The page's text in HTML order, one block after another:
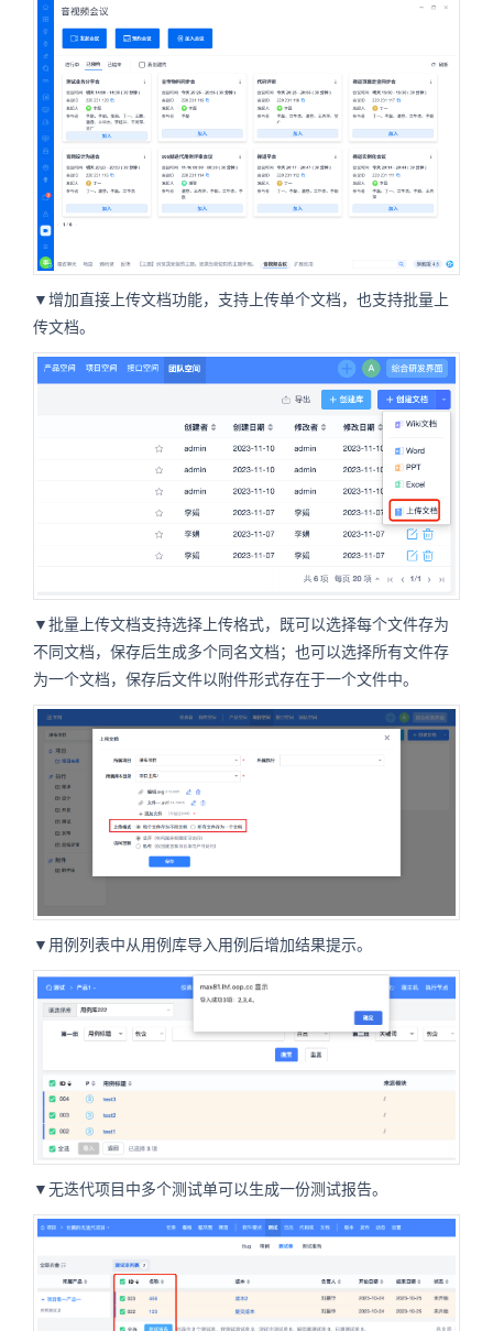
▼增加直接上传文档功能，支持上传单个文档，也支持批量上
传文档。
▼批量上传文档支持选择上传格式，既可以选择每个文件存为
不同文档，保存后生成多个同名文档；也可以选择所有文件存
为一个文档，保存后文件以附件形式存在于一个文件中。
▼用例列表中从用例库导入用例后增加结果提示。
▼无迭代项目中多个测试单可以生成一份测试报告。